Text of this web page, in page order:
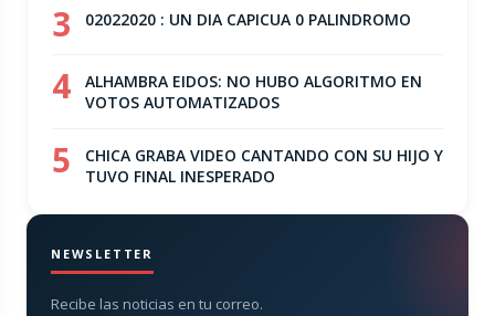
3 02022020 : UN DIA CAPICUA 0 PALINDROMO
4
ALHAMBRA EIDOS: NO HUBO ALGORITMO EN
VOTOS AUTOMATIZADOS
5
CHICA GRABA VIDEO CANTANDO CON SU HIJO Y
TUVO FINAL INESPERADO
NEWSLETTER
Recibe las noticias en tu correo.